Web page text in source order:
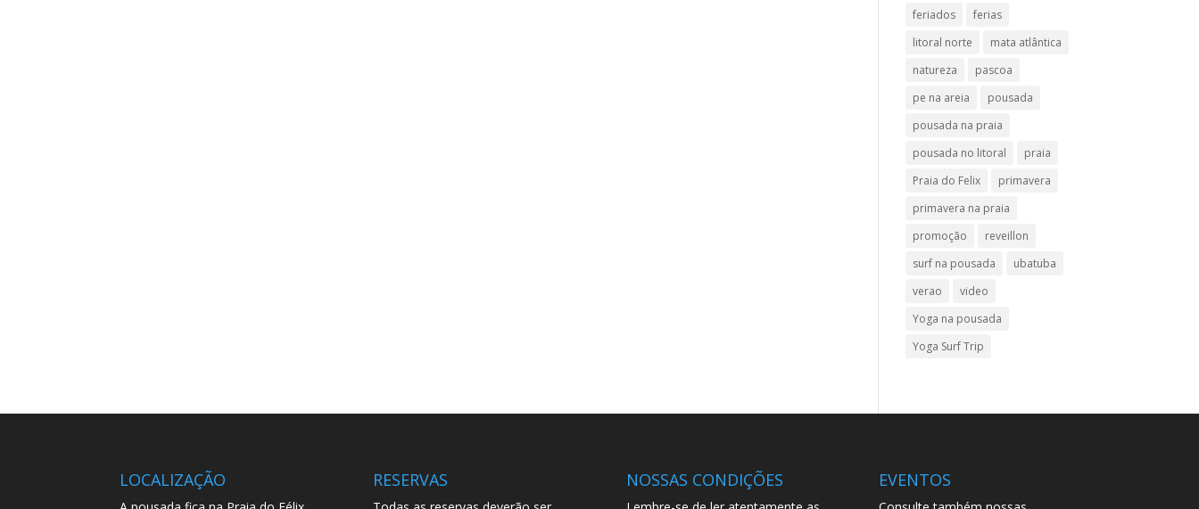
feriados
ferias
litoral norte
mata atlântica
natureza
pascoa
pe na areia
pousada
pousada na praia
pousada no litoral
praia
Praia do Felix
primavera
primavera na praia
promoção
reveillon
surf na pousada
ubatuba
verao
video
Yoga na pousada
Yoga Surf Trip
LOCALIZAÇÃO RESERVAS NOSSAS CONDIÇÕES EVENTOS